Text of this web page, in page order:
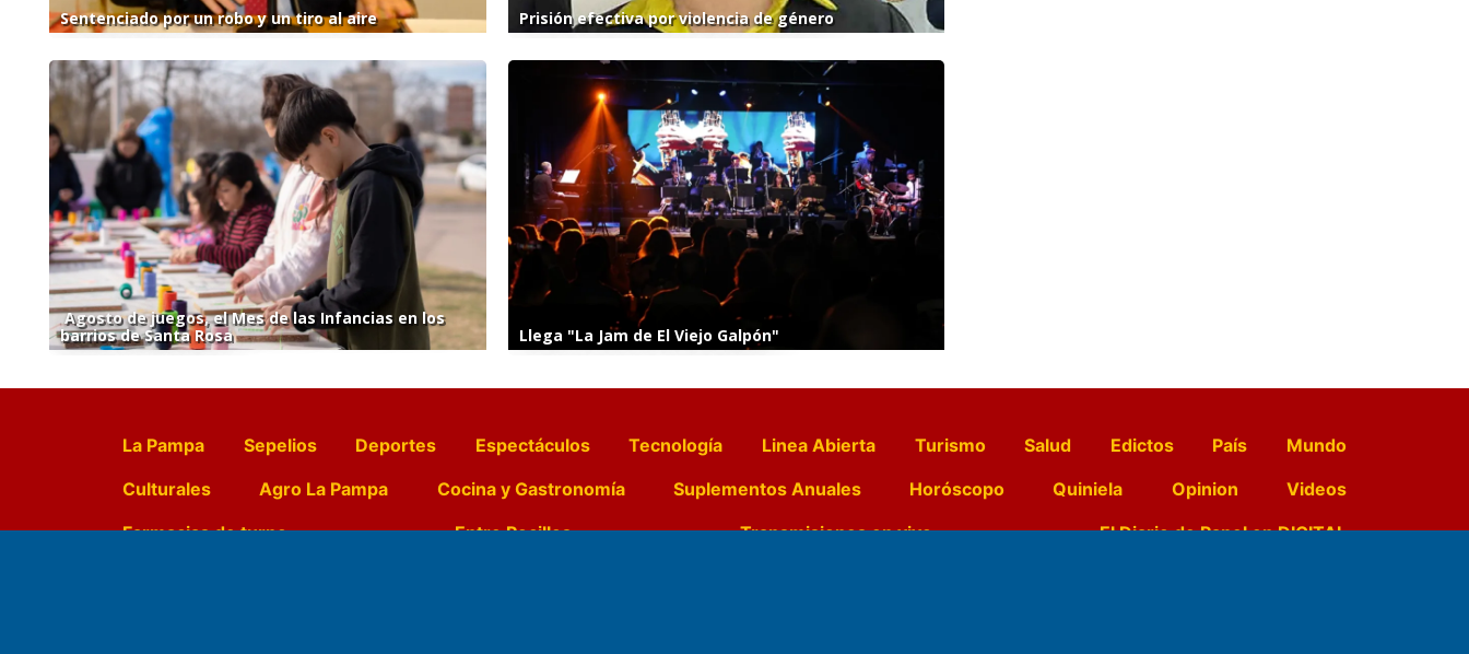
Sentenciado por un robo y un tiro al aire Prisión efectiva por violencia de género
Agosto de juegos, el Mes de las Infancias en los
barrios de Santa Rosa
Llega "La Jam de El Viejo Galpón"
La Pampa Sepelios Deportes Espectáculos Tecnología Linea Abierta Turismo Salud Edictos País
Mundo
Culturales
Agro La Pampa Cocina y Gastronomía Suplementos Anuales Horóscopo Quiniela Opinion
Videos
Farmacias de turno
Entre Pocillos Transmisiones en vivo El Diario de Papel en DIGITAL